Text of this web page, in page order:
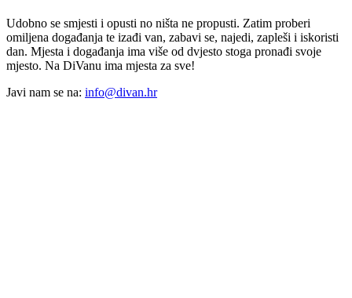
Udobno se smjesti i opusti no ništa ne propusti. Zatim proberi
omiljena događanja te izađi van, zabavi se, najedi, zapleši i iskoristi
dan. Mjesta i događanja ima više od dvjesto stoga pronađi svoje
mjesto. Na DiVanu ima mjesta za sve!
Javi nam se na: info@divan.hr